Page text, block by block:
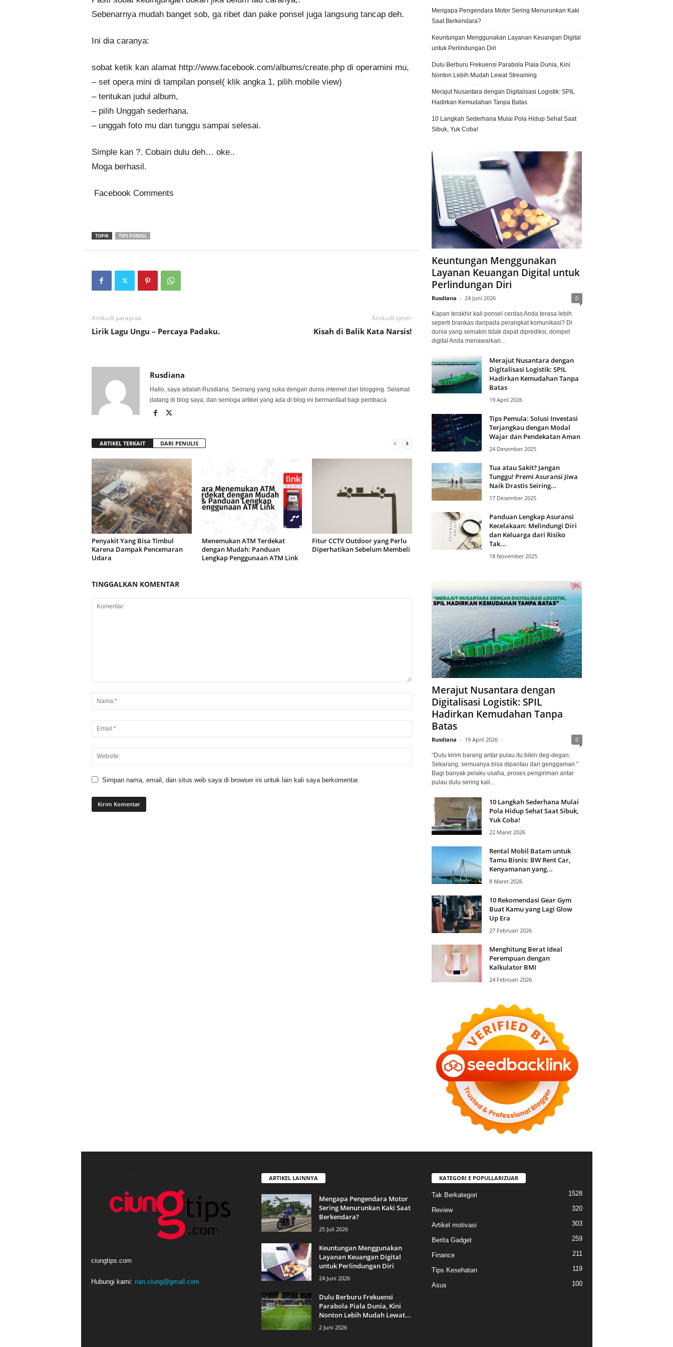
Sebenarnya mudah banget sob, ga ribet dan pake ponsel juga langsung tancap deh.
Ini dia caranya:
sobat ketik kan alamat http://www.facebook.com/albums/create.php di operamini mu,
– set opera mini di tampilan ponsel( klik angka 1, pilih mobile view)
– tentukan judul album,
– pilih Unggah sederhana.
– unggah foto mu dan tunggu sampai selesai.
Simple kan ?. Cobain dulu deh… oke..
Moga berhasil.
Facebook Comments
TOPIK TIPS PONSEL
Artikulli paraprak
Lirik Lagu Ungu – Percaya Padaku.
Artikulli tjetër
Kisah di Balik Kata Narsis!
Rusdiana
Hallo, saya adalah Rusdiana. Seorang yang suka dengan dunia internet dan blogging. Selamat
datang di blog saya, dan semoga artikel yang ada di blog ini bermanfaat bagi pembaca.
ARTIKEL TERKAIT DARI PENULIS
Penyakit Yang Bisa Timbul
Karena Dampak Pencemaran
Udara
Menemukan ATM Terdekat
dengan Mudah: Panduan
Lengkap Penggunaan ATM Link
Fitur CCTV Outdoor yang Perlu
Diperhatikan Sebelum Membeli
TINGGALKAN KOMENTAR
Simpan nama, email, dan situs web saya di browser ini untuk lain kali saya berkomentar.
Mengapa Pengendara Motor Sering Menurunkan Kaki
Saat Berkendara?
Keuntungan Menggunakan Layanan Keuangan Digital
untuk Perlindungan Diri
Dulu Berburu Frekuensi Parabola Piala Dunia, Kini
Nonton Lebih Mudah Lewat Streaming
Merajut Nusantara dengan Digitalisasi Logistik: SPIL
Hadirkan Kemudahan Tanpa Batas
10 Langkah Sederhana Mulai Pola Hidup Sehat Saat
Sibuk, Yuk Coba!
Keuntungan Menggunakan
Layanan Keuangan Digital untuk
Perlindungan Diri
Rusdiana - 24 Juni 2026 0
Kapan terakhir kali ponsel cerdas Anda terasa lebih
seperti brankas daripada perangkat komunikasi? Di
dunia yang semakin tidak dapat diprediksi, dompet
digital Anda menawarkan...
Merajut Nusantara dengan
Digitalisasi Logistik: SPIL
Hadirkan Kemudahan Tanpa
Batas
19 April 2026
Tips Pemula: Solusi Investasi
Terjangkau dengan Modal
Wajar dan Pendekatan Aman
24 Desember 2025
Tua atau Sakit? Jangan
Tunggu! Premi Asuransi Jiwa
Naik Drastis Seiring...
17 Desember 2025
Panduan Lengkap Asuransi
Kecelakaan: Melindungi Diri
dan Keluarga dari Risiko
Tak...
18 November 2025
Merajut Nusantara dengan
Digitalisasi Logistik: SPIL
Hadirkan Kemudahan Tanpa
Batas
Rusdiana - 19 April 2026 0
“Dulu kirim barang antar pulau itu bikin deg-degan.
Sekarang, semuanya bisa dipantau dari genggaman.”
Bagi banyak pelaku usaha, proses pengiriman antar
pulau dulu sering kali...
10 Langkah Sederhana Mulai
Pola Hidup Sehat Saat Sibuk,
Yuk Coba!
22 Maret 2026
Rental Mobil Batam untuk
Tamu Bisnis: BW Rent Car,
Kenyamanan yang...
8 Maret 2026
10 Rekomendasi Gear Gym
Buat Kamu yang Lagi Glow
Up Era
27 Februari 2026
Menghitung Berat Ideal
Perempuan dengan
Kalkulator BMI
24 Februari 2026
ciungtips.com
Hubungi kami: rian.ciung@gmail.com
ARTIKEL LAINNYA
Mengapa Pengendara Motor
Sering Menurunkan Kaki Saat
Berkendara?
25 Juli 2026
Keuntungan Menggunakan
Layanan Keuangan Digital
untuk Perlindungan Diri
24 Juni 2026
Dulu Berburu Frekuensi
Parabola Piala Dunia, Kini
Nonton Lebih Mudah Lewat...
2 Juni 2026
KATEGORI E POPULLARIZUAR
Tak Berkategori 1528
Review 320
Artikel motivasi 303
Berita Gadget 259
Finance 211
Tips Kesehatan 119
Asus 100